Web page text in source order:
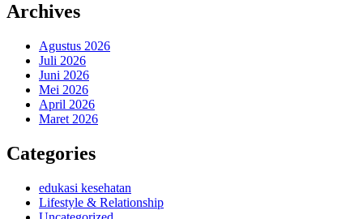
Archives
Agustus 2026
Juli 2026
Juni 2026
Mei 2026
April 2026
Maret 2026
Categories
edukasi kesehatan
Lifestyle & Relationship